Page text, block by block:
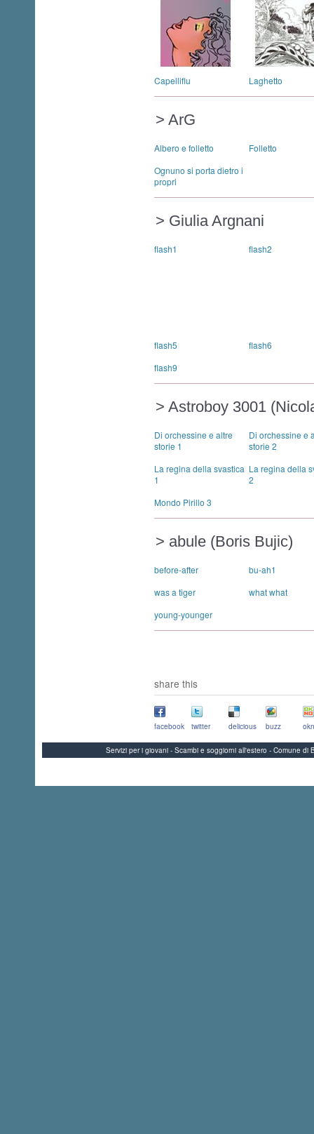
Capelliflu Laghetto
> ArG
Albero e folletto
Folletto
Ognuno si porta dietro i
propri
> Giulia Argnani
flash1 flash2
flash5
flash6
flash9
> Astroboy 3001
Di orchessine e altre
storie 1
Di orchessine e
storie 2
La regina della svastica
1
La regina della
2
Mondo Pirillo 3
> abule (Boris Bujic)
before-after
bu-ah1
was a tiger
what what
young-younger
share this
facebook twitter delicious buzz
Servizi per i giovani - Scambi e soggiorni all'estero - Comune